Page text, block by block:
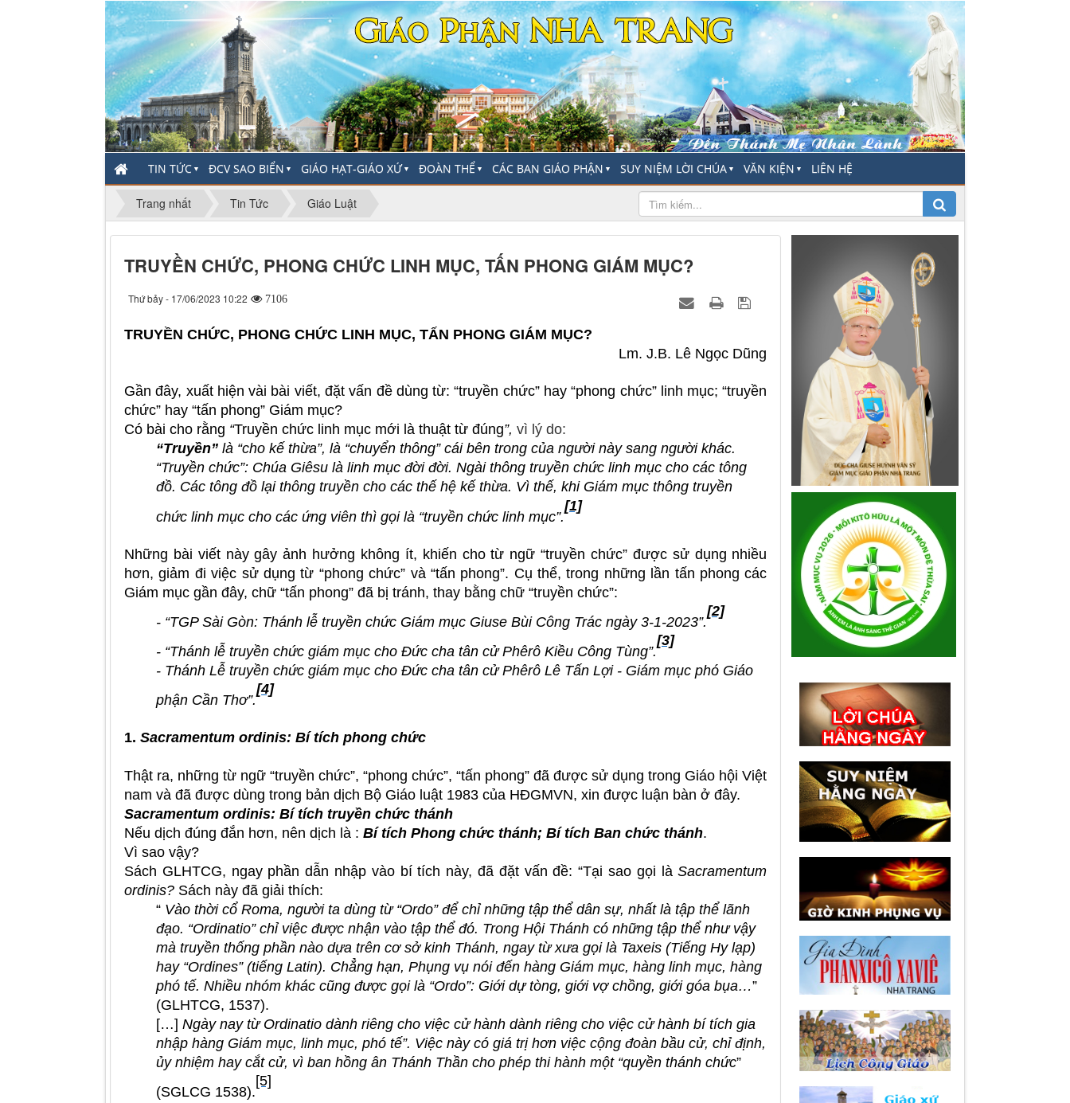
TIN TỨC ▼ ĐCV SAO BIỂN ▼ GIÁO HẠT-GIÁO XỨ▼ ĐOÀN THỂ ▼ CÁC BAN GIÁO PHẬN ▼ SUY NIỆM LỜI CHÚA ▼ VĂN KIỆN ▼ LIÊN HỆ
Trang nhất Tin Tức Giáo Luật
TRUYỀN CHỨC, PHONG CHỨC LINH MỤC, TẤN PHONG GIÁM MỤC?
Thứ bảy - 17/06/2023 10:22 7106
TRUYỀN CHỨC, PHONG CHỨC LINH MỤC, TẤN PHONG GIÁM MỤC?
Lm. J.B. Lê Ngọc Dũng
Gần đây, xuất hiện vài bài viết, đặt vấn đề dùng từ: “truyền chức” hay “phong chức” linh mục; “truyền
chức” hay “tấn phong” Giám mục?
Có bài cho rằng “Truyền chức linh mục mới là thuật từ đúng”, vì lý do:
“Truyền” là “cho kế thừa”, là “chuyển thông” cái bên trong của người này sang người khác.
“Truyền chức”: Chúa Giêsu là linh mục đời đời. Ngài thông truyền chức linh mục cho các tông
đồ. Các tông đồ lại thông truyền cho các thế hệ kế thừa. Vì thế, khi Giám mục thông truyền
chức linh mục cho các ứng viên thì gọi là “truyền chức linh mục”.
[1]
Những bài viết này gây ảnh hưởng không ít, khiến cho từ ngữ “truyền chức” được sử dụng nhiều
hơn, giảm đi việc sử dụng từ “phong chức” và “tấn phong”. Cụ thể, trong những lần tấn phong các
Giám mục gần đây, chữ “tấn phong” đã bị tránh, thay bằng chữ “truyền chức”:
- “TGP Sài Gòn: Thánh lễ truyền chức Giám mục Giuse Bùi Công Trác ngày 3-1-2023”.
[2]
- “Thánh lễ truyền chức giám mục cho Đức cha tân cử Phêrô Kiều Công Tùng”.
[3]
- Thánh Lễ truyền chức giám mục cho Đức cha tân cử Phêrô Lê Tấn Lợi - Giám mục phó Giáo
phận Cần Thơ”.
[4]
1. Sacramentum ordinis: Bí tích phong chức
Thật ra, những từ ngữ “truyền chức”, “phong chức”, “tấn phong” đã được sử dụng trong Giáo hội Việt
nam và đã được dùng trong bản dịch Bộ Giáo luật 1983 của HĐGMVN, xin được luận bàn ở đây.
Sacramentum ordinis: Bí tích truyền chức thánh
Nếu dịch đúng đắn hơn, nên dịch là : Bí tích Phong chức thánh; Bí tích Ban chức thánh.
Vì sao vậy?
Sách GLHTCG, ngay phần dẫn nhập vào bí tích này, đã đặt vấn đề: “Tại sao gọi làSacramentum
ordinis? Sách này đã giải thích:
“ Vào thời cổ Roma, người ta dùng từ “Ordo” để chỉ những tập thể dân sự, nhất là tập thể lãnh
đạo. “Ordinatio” chỉ việc được nhận vào tập thể đó. Trong Hội Thánh có những tập thể như vậy
mà truyền thống phần nào dựa trên cơ sở kinh Thánh, ngay từ xưa gọi là Taxeis (Tiếng Hy lạp)
hay “Ordines” (tiếng Latin). Chẳng hạn, Phụng vụ nói đến hàng Giám mục, hàng linh mục, hàng
phó tế. Nhiều nhóm khác cũng được gọi là “Ordo”: Giới dự tòng, giới vợ chồng, giới góa bụa…”
(GLHTCG, 1537).
[…] Ngày nay từ Ordinatio dành riêng cho việc cử hành dành riêng cho việc cử hành bí tích gia
nhập hàng Giám mục, linh mục, phó tế”. Việc này có giá trị hơn việc cộng đoàn bầu cử, chỉ định,
ủy nhiệm hay cắt cử, vì ban hồng ân Thánh Thần cho phép thi hành một “quyền thánh chức”
(SGLCG 1538).
[5]